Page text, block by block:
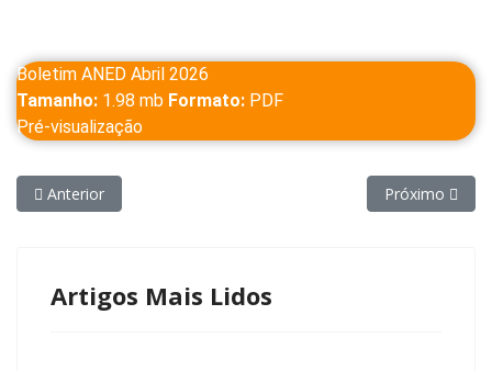
Boletim ANED Abril 2026
Tamanho: 1.98 mb Formato: PDF
Pré-visualização
Artigo anterior: Clube de Xadrez - ANED
Anterior Próximo
Próximo
Artigos Mais Lidos